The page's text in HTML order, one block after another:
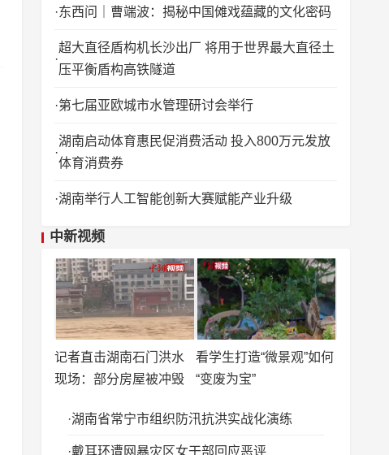
东西问｜曹端波：揭秘中国傩戏蕴藏的文化密码
超大直径盾构机长沙出厂 将用于世界最大直径土
压平衡盾构高铁隧道
第七届亚欧城市水管理研讨会举行
湖南启动体育惠民促消费活动 投入800万元发放
体育消费券
湖南举行人工智能创新大赛赋能产业升级
中新视频
记者直击湖南石门洪水
现场：部分房屋被冲毁
看学生打造“微景观”如何
“变废为宝”
湖南省常宁市组织防汛抗洪实战化演练
戴耳环遭网暴灾区女干部回应恶评